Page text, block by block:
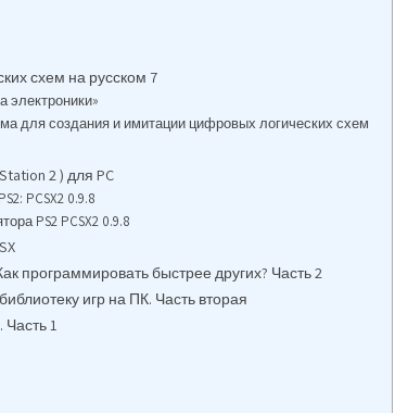
схем на русском 7
электроники»
для создания и имитации цифровых логических схем
2 ) для PC
PCSX2 0.9.8
PS2 PCSX2 0.9.8
программировать быстрее других? Часть 2
игр на ПК. Часть вторая
1